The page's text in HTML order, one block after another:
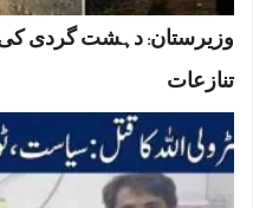
وزیرستان: دہشت گردی کی
تنازعات